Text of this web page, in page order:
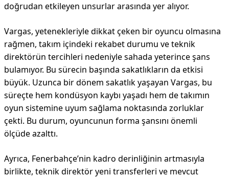
doğrudan etkileyen unsurlar arasında yer alıyor.
Vargas, yetenekleriyle dikkat çeken bir oyuncu olmasına
rağmen, takım içindeki rekabet durumu ve teknik
direktörün tercihleri nedeniyle sahada yeterince şans
bulamıyor. Bu sürecin başında sakatlıkların da etkisi
büyük. Uzunca bir dönem sakatlık yaşayan Vargas, bu
süreçte hem kondüsyon kaybı yaşadı hem de takımın
oyun sistemine uyum sağlama noktasında zorluklar
çekti. Bu durum, oyuncunun forma şansını önemli
ölçüde azalttı.
Ayrıca, Fenerbahçe’nin kadro derinliğinin artmasıyla
birlikte, teknik direktör yeni transferleri ve mevcut